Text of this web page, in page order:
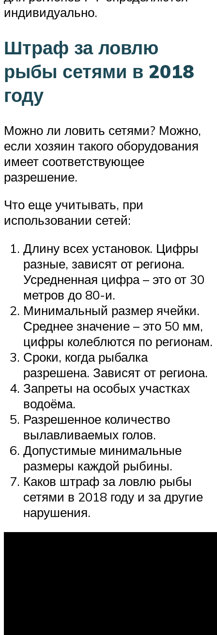
индивидуально.
Штраф за ловлю
рыбы сетями в 2018
году
Можно ли ловить сетями? Можно,
если хозяин такого оборудования
имеет соответствующее
разрешение.
Что еще учитывать, при
использовании сетей:
Длину всех установок. Цифры
разные, зависят от региона.
Усредненная цифра – это от 30
метров до 80-и.
Минимальный размер ячейки.
Среднее значение – это 50 мм,
цифры колеблются по регионам.
Сроки, когда рыбалка
разрешена. Зависят от региона.
Запреты на особых участках
водоёма.
Разрешенное количество
вылавливаемых голов.
Допустимые минимальные
размеры каждой рыбины.
Каков штраф за ловлю рыбы
сетями в 2018 году и за другие
нарушения.